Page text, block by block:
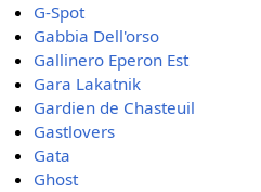
G-Spot
Gabbia Dell'orso
Gallinero Eperon Est
Gara Lakatnik
Gardien de Chasteuil
Gastlovers
Gata
Ghost